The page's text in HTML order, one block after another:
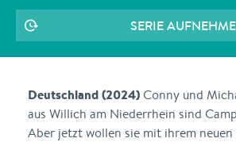
SERIE
Deutschland (2024)Conny und
aus Willich am Niederrhein sind
Aber jetzt wollen sie mit ihrem